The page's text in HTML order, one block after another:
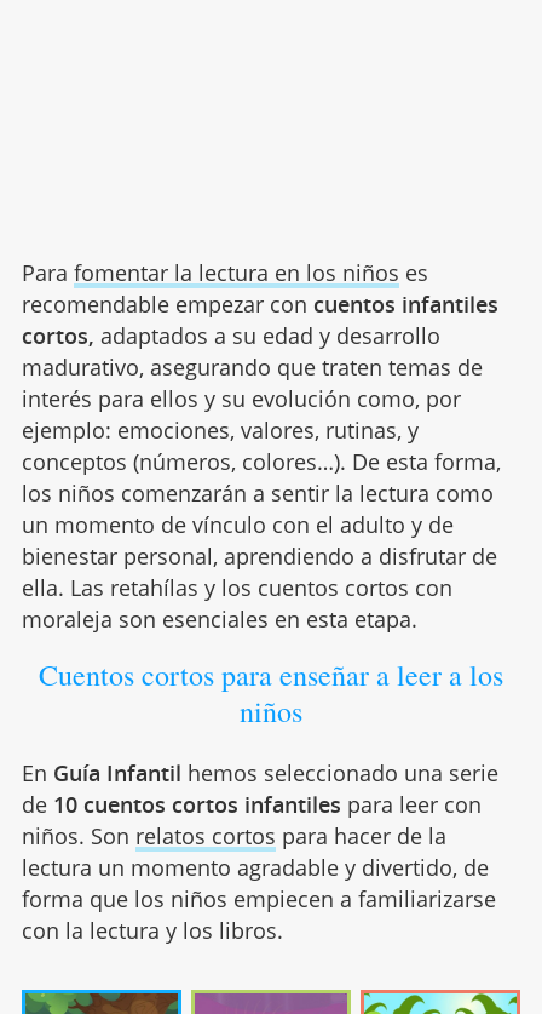
Para fomentar la lectura en los niños es
recomendable empezar con cuentos infantiles
cortos, adaptados a su edad y desarrollo
madurativo, asegurando que traten temas de
interés para ellos y su evolución como, por
ejemplo: emociones, valores, rutinas, y
conceptos (números, colores…). De esta forma,
los niños comenzarán a sentir la lectura como
un momento de vínculo con el adulto y de
bienestar personal, aprendiendo a disfrutar de
ella. Las retahílas y los cuentos cortos con
moraleja son esenciales en esta etapa.
Cuentos cortos para enseñar a leer a los
niños
En Guía Infantil hemos seleccionado una serie
de 10 cuentos cortos infantiles para leer con
niños. Son relatos cortos para hacer de la
lectura un momento agradable y divertido, de
forma que los niños empiecen a familiarizarse
con la lectura y los libros.